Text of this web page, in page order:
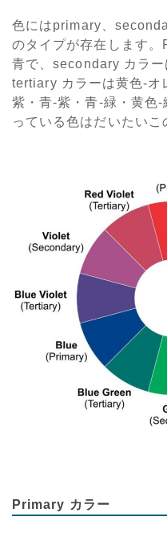
色にはprimary、
のタイプが存在します。
青で、secondary カラー
tertiary カラーは黄色-オ
紫・青-紫・青-緑・黄色
っている色はだいたいこ
Primary カラー